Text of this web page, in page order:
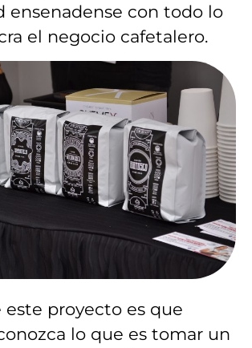
ensenadense con todo lo
el negocio cafetalero.
este proyecto es que
lo que es tomar un